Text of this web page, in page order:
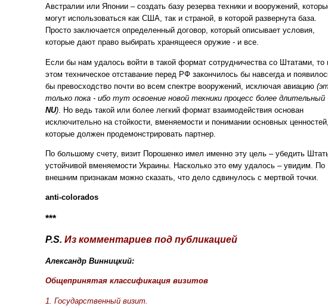
Австралии или Японии – создать базу резерва техники и вооружений,
могут использоваться как США, так и страной, в которой развернута база.
Просто заключается определенный договор, который описывает условия,
которые дают право выбирать хранящееся оружие - и все.
Если бы нам удалось войти в такой формат сотрудничества со Штатами, то
этом техническое отставание перед РФ закончилось бы навсегда и
бы превосходство почти во всем спектре вооружений, исключая авиацию
только пока - ибо тут освоение новой техники процесс более длительный
NU) . Но ведь такой или более легкий формат взаимодействия основан
исключительно на стойкости, вменяемости и понимании основных ценностей,
которые должен продемонстрировать партнер.
По большому счету, визит Порошенко имел именно эту цель – убедить
устойчивой вменяемости Украины. Насколько это ему удалось – увидим. По
внешним признакам можно сказать, что дело сдвинулось с мертвой точки.
anti-colorados
***
P.S. Из комментариев под публикацией
Александр Винницкий:
Общепринятая классификация визитов
1. Государственный визит.